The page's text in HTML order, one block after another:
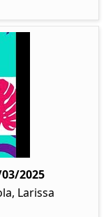
2025
Larissa